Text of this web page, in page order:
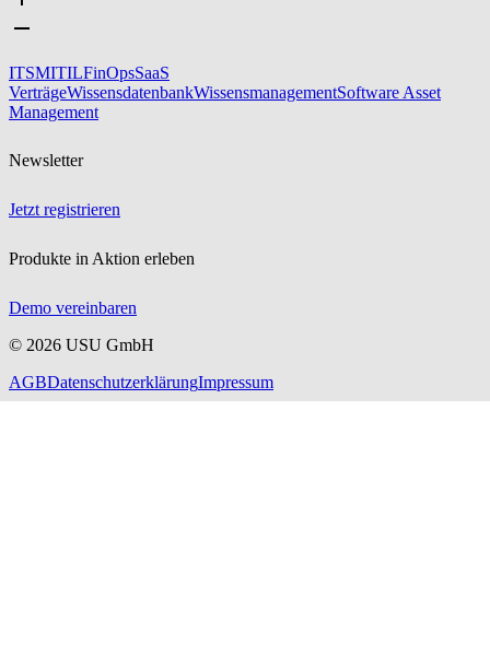
ITSMITILFinOpsSaaS
VerträgeWissensdatenbankWissensmanagementSoftware Asset
Management
Newsletter
Jetzt registrieren
Produkte in Aktion erleben
Demo vereinbaren
© 2026 USU GmbH
AGBDatenschutzerklärungImpressum